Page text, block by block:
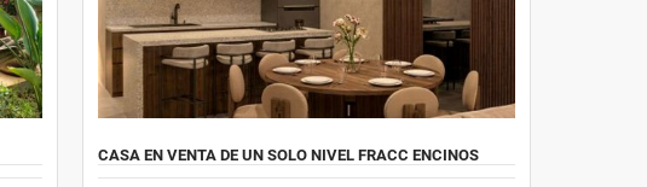
CASA EN VENTA DE UN SOLO NIVEL FRACC ENCINOS